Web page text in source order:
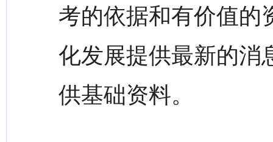
考的依据和有价值的
化发展提供最新的消
供基础资料。